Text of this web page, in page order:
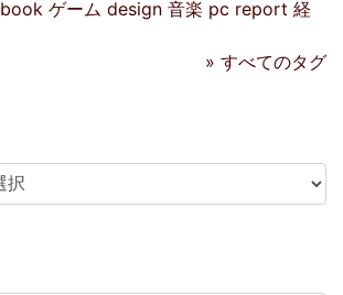
book ゲーム design 音楽 pc report 経
» すべてのタグ